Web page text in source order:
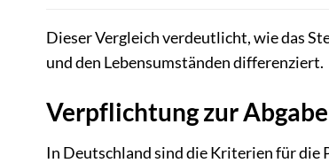
Dieser Vergleich verdeutlicht, wie das
und den Lebensumständen differenziert.
Verpflichtung zur
In Deutschland sind die Kriterien für